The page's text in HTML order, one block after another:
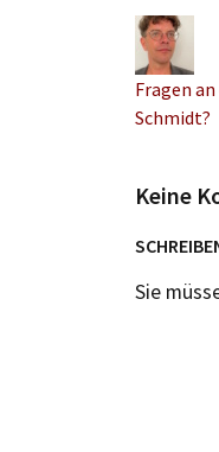
Fragen
Schmidt?
Keine
Sie